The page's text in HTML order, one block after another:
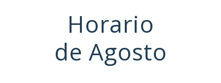
Horario
de Agosto